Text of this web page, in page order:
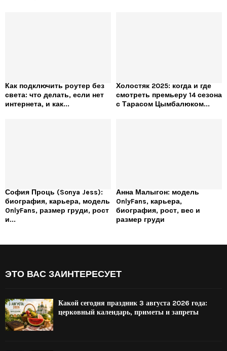
Как подключить роутер без
света: что делать, если нет
интернета, и как...
Холостяк 2025: когда и где
смотреть премьеру 14 сезона
с Тарасом Цымбалюком...
София Проць (Sonya Jess):
биография, карьера, модель
OnlyFans, размер груди, рост
и...
Анна Малыгон: модель
OnlyFans, карьера,
биография, рост, вес и
размер груди
ЭТО ВАС ЗАИНТЕРЕСУЕТ
Какой сегодня праздник 3 августа 2026 года:
церковный календарь, приметы и запреты